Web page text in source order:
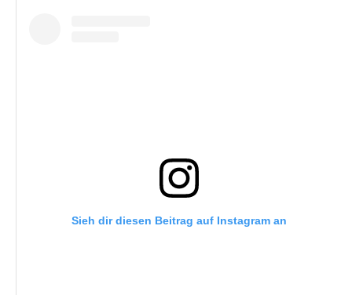
Sieh dir diesen Beitrag auf Instagram an